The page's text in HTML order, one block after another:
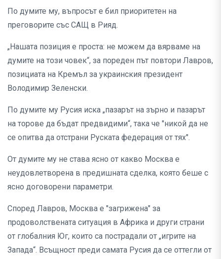
По думите му, въпросът е бил приоритетен на
преговорите със САЩ в Рияд.
„Нашата позиция е проста: не можем да вярваме на
думите на този човек“, за пореден път повтори Лавров,
позициата на Кремъл за украинския президент
Володимир Зеленски.
По думите му Русия иска „пазарът на зърно и пазарът
на торове да бъдат предвидими“, така че "никой да не
се опитва да отстрани Руската федерация от тях".
От думите му не става ясно от какво Москва е
неудовлетворена в предишната сделка, която беше с
ясно договорени параметри.
Според Лавров, Москва е "загрижена" за
продоволствената ситуация в Африка и други страни
от глобалния Юг, които са пострадали от „игрите на
Запада“. Всъщност преди самата Русия да се оттегли от